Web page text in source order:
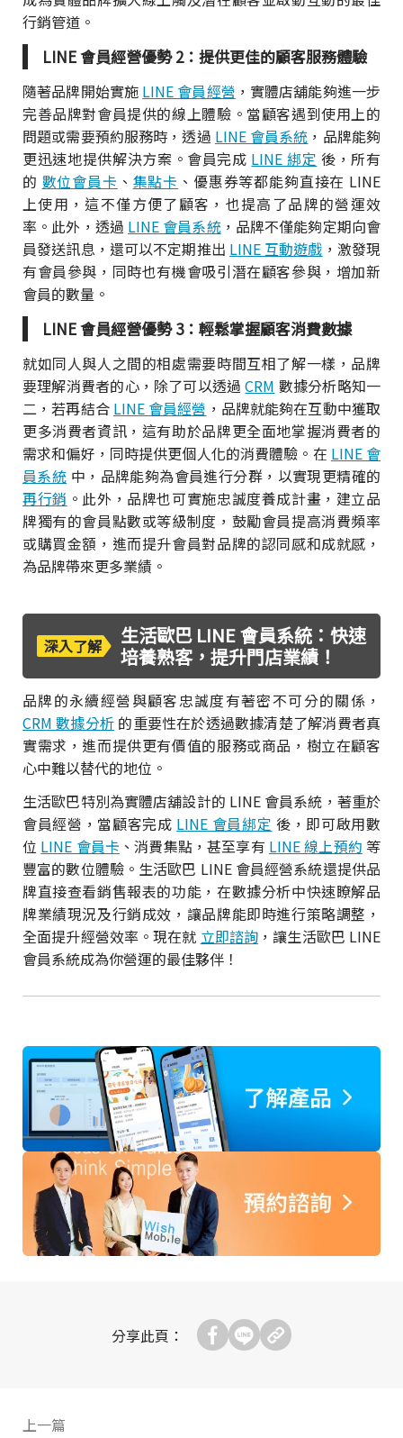
行銷管道。
LINE 會員經營優勢 2：提供更佳的顧客服務體驗
隨著品牌開始實施 LINE 會員經營 ，實體店舖能夠進一步
完善品牌對會員提供的線上體驗。當顧客遇到使用上的
問題或需要預約服務時，透過 LINE 會員系統 ，品牌能夠
更迅速地提供解決方案。會員完成 LINE 綁定 後，所有
的 數位會員卡 、 集點卡 、優惠券等都能夠直接在 LINE
上使用，這不僅方便了顧客，也提高了品牌的營運效
率。此外，透過 LINE 會員系統，品牌不僅能夠定期向會
員發送訊息，還可以不定期推出 LINE 互動遊戲 ，激發現
有會員參與，同時也有機會吸引潛在顧客參與，增加新
會員的數量。
LINE 會員經營優勢 3：輕鬆掌握顧客消費數據
就如同人與人之間的相處需要時間互相了解一樣，品牌
要理解消費者的心，除了可以透過CRM 數據分析略知一
二，若再結合 LINE 會員經營 ，品牌就能夠在互動中獲取
更多消費者資訊，這有助於品牌更全面地掌握消費者的
需求和偏好，同時提供更個人化的消費體驗。在 LINE 會
員系統 中，品牌能夠為會員進行分群，以實現更精確的
再行銷 。此外，品牌也可實施忠誠度養成計畫，建立品
牌獨有的會員點數或等級制度，鼓勵會員提高消費頻率
或購買金額，進而提升會員對品牌的認同感和成就感，
為品牌帶來更多業績。
深入了解
生活歐巴 LINE 會員系統：快速
培養熟客，提升門店業績！
品牌的永續經營與顧客忠誠度有著密不可分的關係，
CRM 數據分析 的重要性在於透過數據清楚了解消費者真
實需求，進而提供更有價值的服務或商品，樹立在顧客
心中難以替代的地位。
生活歐巴特別為實體店舖設計的 LINE 會員系統，著重於
會員經營，當顧客完成 LINE 會員綁定 後，即可啟用數
位 LINE 會員卡 、消費集點，甚至享有 LINE 線上預約 等
豐富的數位體驗。生活歐巴 LINE 會員經營系統還提供品
牌直接查看銷售報表的功能，在數據分析中快速瞭解品
牌業績現況及行銷成效，讓品牌能即時進行策略調整，
全面提升經營效率。現在就 立即諮詢 ，讓生活歐巴 LINE
會員系統成為你營運的最佳夥伴！
分享此頁：
上一篇